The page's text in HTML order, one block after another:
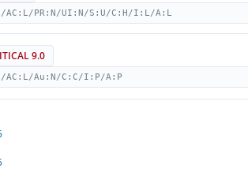
AC:L/PR:N/UI:N/S:U/C:H/I:L/A:L
9.0
AC:L/Au:N/C:C/I:P/A:P